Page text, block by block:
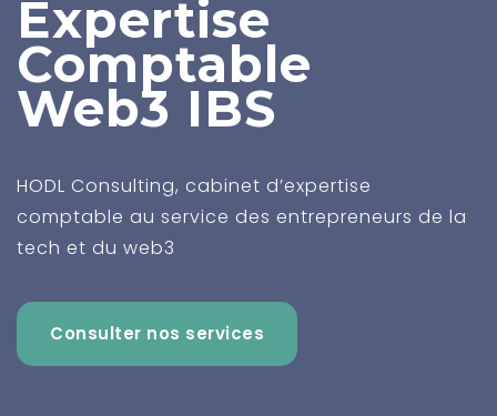
Expertise
Comptable
Web3 IBS
HODL Consulting, cabinet d’expertise
comptable au service des entrepreneurs de la
tech et du web3
Consulter nos services